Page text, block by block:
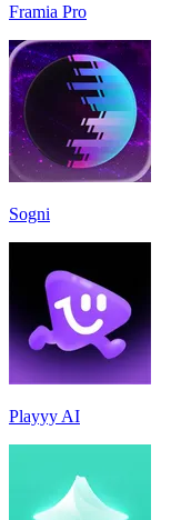
Framia Pro
Sogni
Playyy AI